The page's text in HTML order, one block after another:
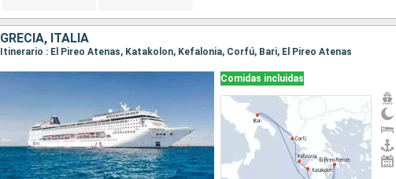
GRECIA, ITALIA
Itinerario : El Pireo Atenas, Katakolon, Kefalonia, Corfú, Bari, El Pireo Atenas
Comidas incluidas